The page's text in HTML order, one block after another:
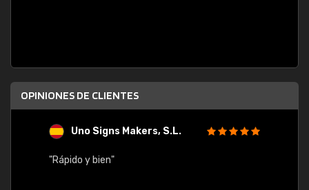
OPINIONES DE CLIENTES
Uno Signs Makers, S.L.
"Rápido y bien"